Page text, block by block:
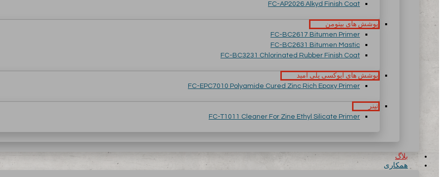
FC-AP2026 Alkyd Finish Coat
پوشش های بیتومن
FC-BC2617 Bitumen Primer
FC-BC2631 Bitumen Mastic
FC-BC3231 Chlorinated Rubber Finish Coat
پوشش های اپوکسی پلی آمید
FC-EPC7010 Polyamide Cured Zinc Rich Epoxy Primer
تینر
FC-T1011 Cleaner For Zine Ethyl Silicate Primer
بلاگ
همکاری